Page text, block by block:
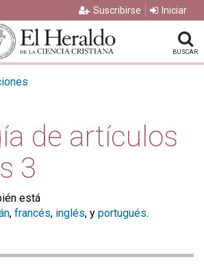
Suscribirse Iniciar
BUSCAR
de artículos
3
está
, francés, inglés, y portugués.